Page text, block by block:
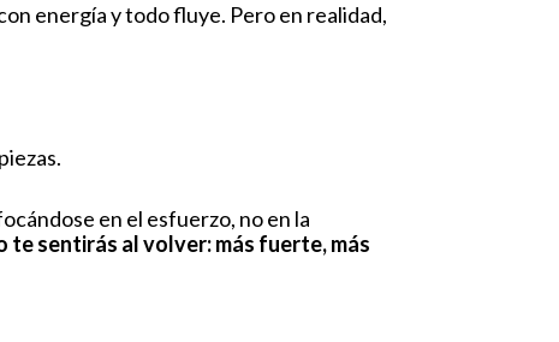
energía y todo fluye. Pero en realidad,
en el esfuerzo, no en la
te sentirás al volver: más fuerte, más